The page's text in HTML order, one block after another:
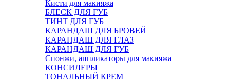
Кисти для макияжа
БЛЕСК ДЛЯ ГУБ
ТИНТ ДЛЯ ГУБ
КАРАНДАШ ДЛЯ БРОВЕЙ
КАРАНДАШ ДЛЯ ГЛАЗ
КАРАНДАШ ДЛЯ ГУБ
Спонжи, аппликаторы для макияжа
КОНСИЛЕРЫ
ТОНАЛЬНЫЙ КРЕМ